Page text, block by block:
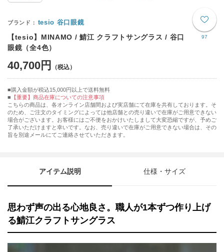
97
tesio 谷口眼鏡
【tesio】MINAMO / 鯖江 クラフトサングラス / 谷口
眼鏡（全4色）
40,700円
購入金額が税込15,000円以上で送料無料
【重要】商品在庫についての注意事項
こちらの商品は、各オンライン店舗間および実店舗にて在庫を共有しております。そ
のため、ご注文のタイミングによっては他店舗との売り違いで在庫がご用意できない
場合がございます。お客様にはご不便をおかけいたしまして大変恐縮ですが、予めご
了承いただけますと幸いです。なお、売り違いで在庫がご用意できない場合は、その
旨を別途メールにてご連絡させていただきます。
アイテム説明 仕様・サイズ
思わず声の出る心地良さ。職人が1本ずつ作り上げ
る鯖江クラフトサングラス